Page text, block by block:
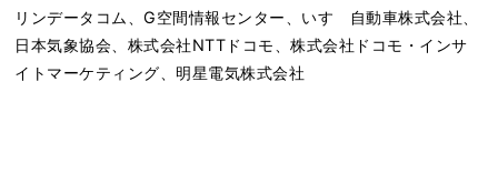
リンデータコム、G空間情報センター、いすゞ自動車株式会社、
日本気象協会、株式会社NTTドコモ、株式会社ドコモ・インサ
イトマーケティング、明星電気株式会社